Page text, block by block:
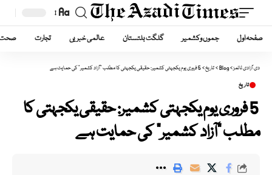
Resizer
Aa
صفحہ اول جموں وکشمیر گلگت بلتستان عالمی خبریں تجارت
دی آزادی ٹائمز>
Blog
>تاریخ>
تاریخ
5 فروری یوم یکجہتی کشمیر: حقیقی یکجہتی کا
مطلب “آزاد کشمیر” کی حمایت ہے